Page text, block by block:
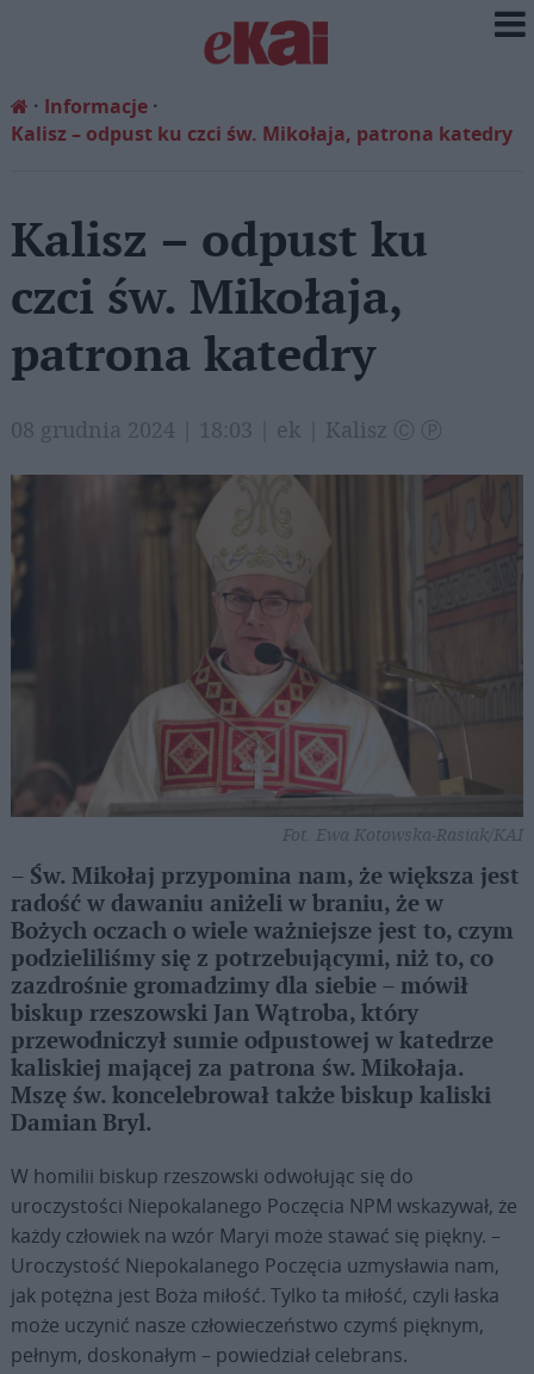
Informacje
Kalisz – odpust ku czci św. Mikołaja, patrona katedry
Kalisz – odpust ku
czci św. Mikołaja,
patrona katedry
08 grudnia 2024 | 18:03 | ek | Kalisz Ⓒ Ⓟ
Fot. Ewa Kotowska-Rasiak/KAI
– Św. Mikołaj przypomina nam, że większa jest
radość w dawaniu aniżeli w braniu, że w
Bożych oczach o wiele ważniejsze jest to, czym
podzieliliśmy się z potrzebującymi, niż to, co
zazdrośnie gromadzimy dla siebie – mówił
biskup rzeszowski Jan Wątroba, który
przewodniczył sumie odpustowej w katedrze
kaliskiej mającej za patrona św. Mikołaja.
Mszę św. koncelebrował także biskup kaliski
Damian Bryl.
W homilii biskup rzeszowski odwołując się do
uroczystości Niepokalanego Poczęcia NPM wskazywał, że
każdy człowiek na wzór Maryi może stawać się piękny. –
Uroczystość Niepokalanego Poczęcia uzmysławia nam,
jak potężna jest Boża miłość. Tylko ta miłość, czyli łaska
może uczynić nasze człowieczeństwo czymś pięknym,
pełnym, doskonałym – powiedział celebrans.